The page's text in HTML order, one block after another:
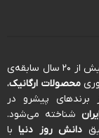
، با بیش از ۲۰ سال سابقه‌ی
محصولات ارگانیک،
برندهای پیشرو در
شناخته می‌شود.
دانش روز دنیابا